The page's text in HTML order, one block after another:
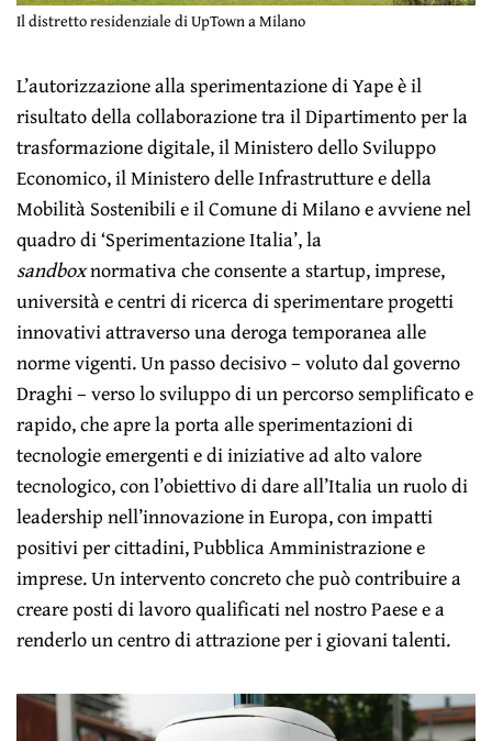
Il distretto residenziale di UpTown a Milano
L’autorizzazione alla sperimentazione di Yape è il
risultato della collaborazione tra il Dipartimento per la
trasformazione digitale, il Ministero dello Sviluppo
Economico, il Ministero delle Infrastrutture e della
Mobilità Sostenibili e il Comune di Milano e avviene nel
quadro di ‘Sperimentazione Italia’, la
sandboxnormativa che consente a startup, imprese,
università e centri di ricerca di sperimentare progetti
innovativi attraverso una deroga temporanea alle
norme vigenti. Un passo decisivo – voluto dal governo
Draghi – verso lo sviluppo di un percorso semplificato e
rapido, che apre la porta alle sperimentazioni di
tecnologie emergenti e di iniziative ad alto valore
tecnologico, con l’obiettivo di dare all’Italia un ruolo di
leadership nell’innovazione in Europa, con impatti
positivi per cittadini, Pubblica Amministrazione e
imprese. Un intervento concreto che può contribuire a
creare posti di lavoro qualificati nel nostro Paese e a
renderlo un centro di attrazione per i giovani talenti.